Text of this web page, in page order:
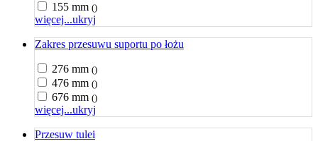
155 mm ()
więcej...ukryj
Zakres przesuwu suportu po łożu
276 mm ()
476 mm ()
676 mm ()
więcej...ukryj
Przesuw tulei